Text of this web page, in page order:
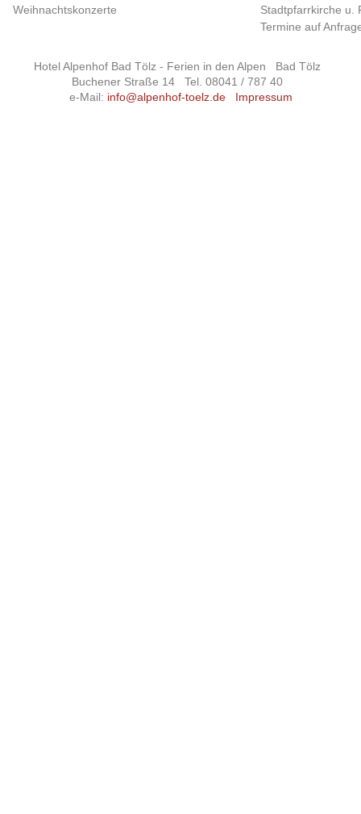
Weihnachtskonzerte
Stadtpfarrkirche u.
Termine auf
Hotel Alpenhof Bad Tölz - Ferien in den Alpen
Bad Tölz
Buchener Straße 14
Tel. 08041 / 787 40
e-Mail: info@alpenhof-toelz.de Impressum